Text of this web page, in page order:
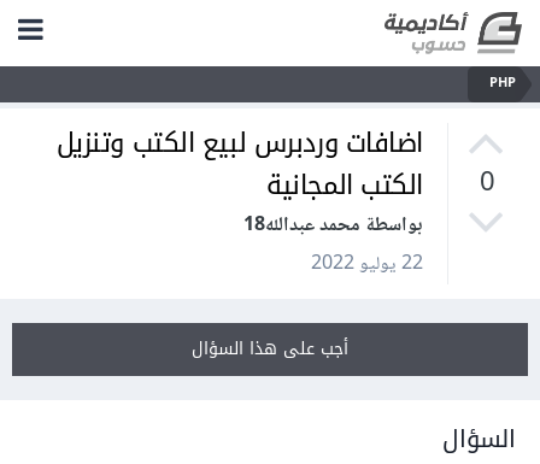
PHP
0
اضافات وردبرس لبيع الكتب وتنزيل
الكتب المجانية
بواسطة محمد عبدالله18
22 يوليو 2022
أجب على هذا السؤال
السؤال